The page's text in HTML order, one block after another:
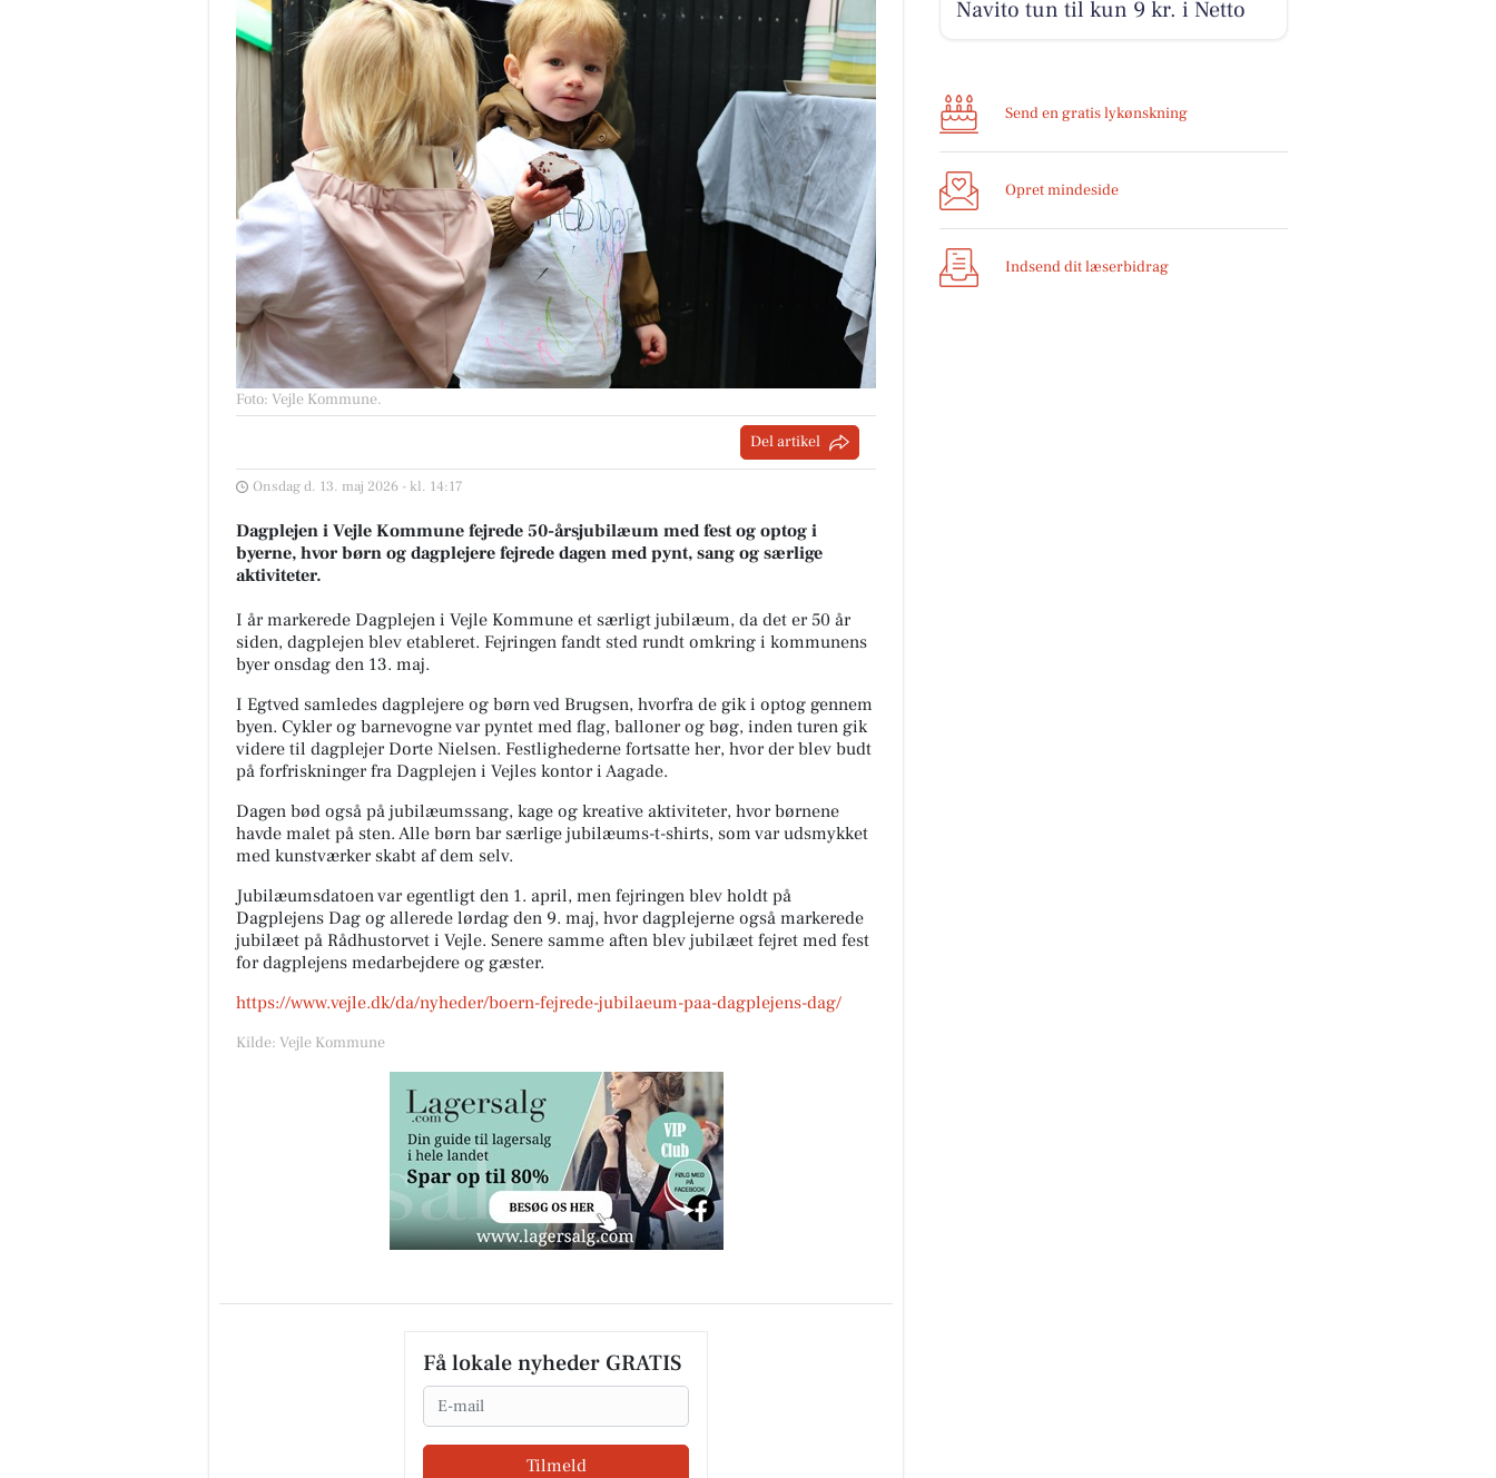
Foto: Vejle Kommune.
Del artikel
Onsdag d. 13. maj 2026 - kl. 14:17
Dagplejen i Vejle Kommune fejrede 50-årsjubilæum med fest og optog i
byerne, hvor børn og dagplejere fejrede dagen med pynt, sang og særlige
aktiviteter.
I år markerede Dagplejen i Vejle Kommune et særligt jubilæum, da det er 50 år
siden, dagplejen blev etableret. Fejringen fandt sted rundt omkring i kommunens
byer onsdag den 13. maj.
I Egtved samledes dagplejere og børn ved Brugsen, hvorfra de gik i optog gennem
byen. Cykler og barnevogne var pyntet med flag, balloner og bøg, inden turen gik
videre til dagplejer Dorte Nielsen. Festlighederne fortsatte her, hvor der blev budt
på forfriskninger fra Dagplejen i Vejles kontor i Aagade.
Dagen bød også på jubilæumssang, kage og kreative aktiviteter, hvor børnene
havde malet på sten. Alle børn bar særlige jubilæums-t-shirts, som var udsmykket
med kunstværker skabt af dem selv.
Jubilæumsdatoen var egentligt den 1. april, men fejringen blev holdt på
Dagplejens Dag og allerede lørdag den 9. maj, hvor dagplejerne også markerede
jubilæet på Rådhustorvet i Vejle. Senere samme aften blev jubilæet fejret med fest
for dagplejens medarbejdere og gæster.
https://www.vejle.dk/da/nyheder/boern-fejrede-jubilaeum-paa-dagplejens-dag/
Kilde: Vejle Kommune
Få lokale nyheder GRATIS
Email
Tilmeld
Navito tun til kun 9 kr. i Netto
Send en gratis lykønskning
Opret mindeside
Indsend dit læserbidrag